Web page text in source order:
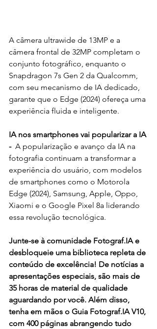
A câmera ultrawide de 13MP e a
câmera frontal de 32MP completam o
conjunto fotográfico, enquanto o
Snapdragon 7s Gen 2 da Qualcomm,
com seu mecanismo de IA dedicado,
garante que o Edge (2024) ofereça uma
experiência fluida e inteligente.
IA nos smartphones vai popularizar a IA
- A popularização e avanço da IA na
fotografia continuam a transformar a
experiência do usuário, com modelos
de smartphones como o Motorola
Edge (2024), Samsung, Apple, Oppo,
Xiaomi e o Google Pixel 8a liderando
essa revolução tecnológica.
Junte-se à comunidade Fotograf.IA e
desbloqueie uma biblioteca repleta de
conteúdo de excelência! De notícias a
apresentações especiais, são mais de
35 horas de material de qualidade
aguardando por você. Além disso,
tenha em mãos o Guia Fotograf.IA V10,
com 400 páginas abrangendo tudo